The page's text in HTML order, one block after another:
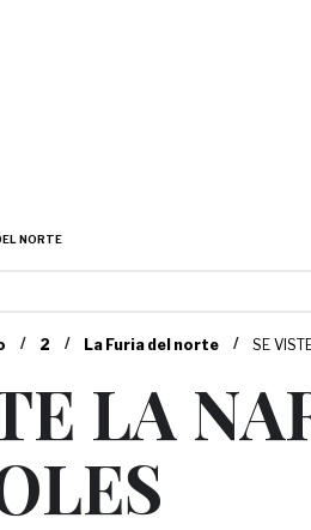
NORTE
/ 2 / La Furia del norte / SE
LA